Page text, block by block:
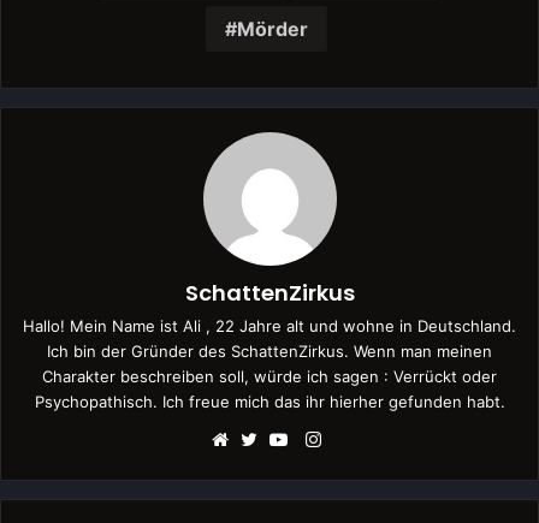
Mörder
SchattenZirkus
Hallo! Mein Name ist Ali , 22 Jahre alt und wohne in Deutschland.
Ich bin der Gründer des SchattenZirkus. Wenn man meinen
Charakter beschreiben soll, würde ich sagen : Verrückt oder
Psychopathisch. Ich freue mich das ihr hierher gefunden habt.
Instagram